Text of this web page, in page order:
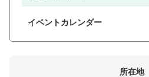
イベントカレンダー
所在地